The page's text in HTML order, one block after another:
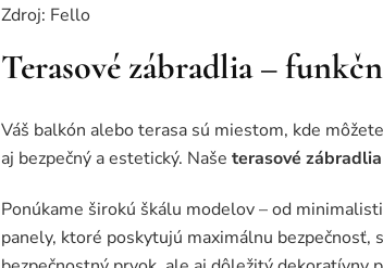
Zdroj: Fello
Terasové zábradlia –
Váš balkón alebo terasa sú miestom, kde
aj bezpečný a estetický. Naše terasové zábradlia
Ponúkame širokú škálu modelov – od
panely, ktoré poskytujú maximálnu